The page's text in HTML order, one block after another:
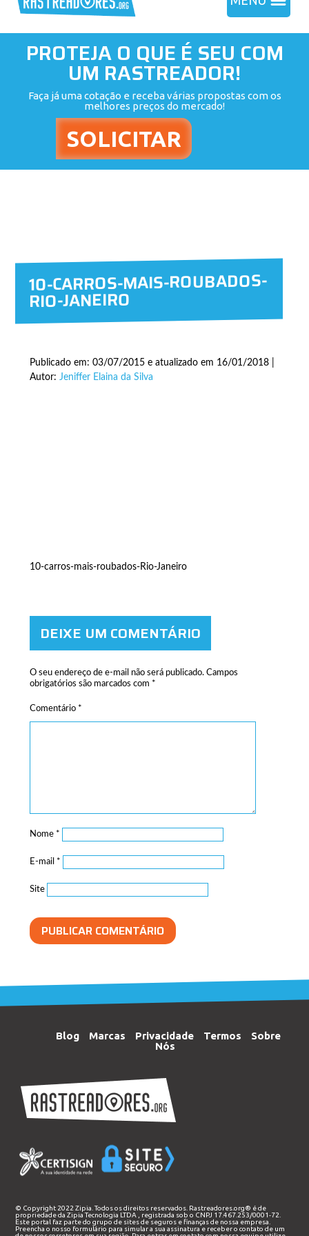
PROTEJA O QUE É SEU COM
UM RASTREADOR!
Faça já uma cotação e receba várias propostas com os
melhores preços do mercado!
10-CARROS-MAIS-ROUBADOS-
RIO-JANEIRO
Publicado em: 03/07/2015 e atualizado em 16/01/2018 |
Autor: Jeniffer Elaina da Silva
10-carros-mais-roubados-Rio-Janeiro
DEIXE UM COMENTÁRIO
O seu endereço de e-mail não será publicado. Campos
obrigatórios são marcados com *
Comentário *
Nome *
E-mail *
Site
Blog Marcas Privacidade Termos
Sobre
Nós
© Copyright 2022 Zipia. Todos os direitos reservados. Rastreadores.org® é de
propriedade daZipia Tecnologia LTDA
, registrada sob o CNPJ 17.467.253/0001-72.
Este portal faz parte do grupo de sites de seguros e finanças de nossa empresa.
Preencha o nosso formulário para simular a sua assinatura e receber o contato de um